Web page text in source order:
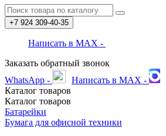
+7 924 309-40-35
Написать в MAX -
Заказать обратный звонок
WhatsApp -
Написать в MAX -
Каталог товаров
Каталог товаров
Батарейки
Бумага для офисной техники